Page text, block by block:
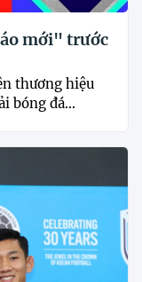
mới" trước
thương hiệu
bóng đá...